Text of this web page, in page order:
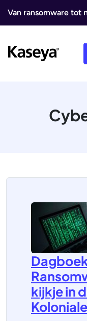
Van ransomware tot
kijkje in